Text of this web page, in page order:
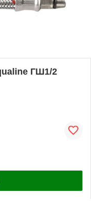
ГШ1/2